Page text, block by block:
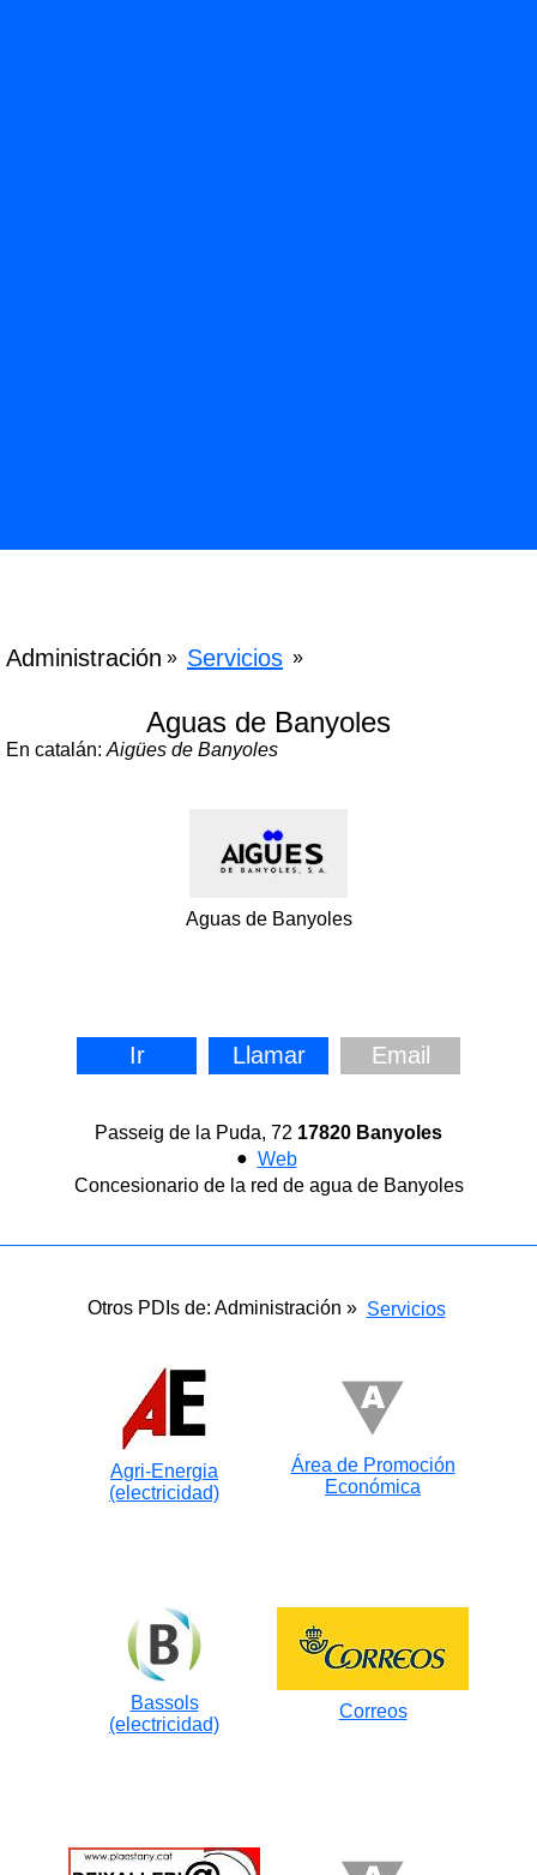
Administración » Servicios »
Aguas de Banyoles
En catalán: Aigües de Banyoles
Aguas de Banyoles
Ir Llamar Email
Passeig de la Puda, 72 17820 Banyoles
● Web
Concesionario de la red de agua de Banyoles
Otros PDIs de: Administración » Servicios
Agri-Energia
(electricidad)
Área de Promoción
Económica
Bassols
(electricidad)
Correos